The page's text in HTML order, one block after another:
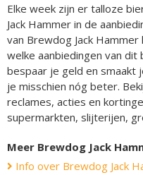
Elke week zijn er talloze
Jack Hammer in de
van Brewdog Jack
welke aanbiedingen van
bespaar je geld en smaakt
je misschien nóg beter.
reclames, acties en
supermarkten, slijterijen,
Meer Brewdog Jack
Info over Brewdog Jack